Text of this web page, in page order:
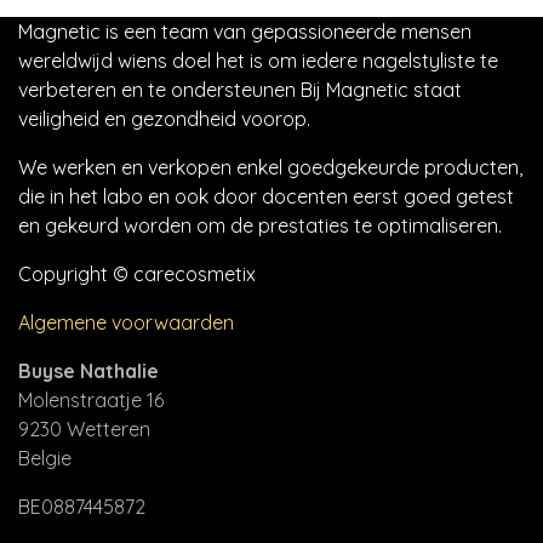
Magnetic is een team van gepassioneerde mensen
wereldwijd wiens doel het is om iedere nagelstyliste te
verbeteren en te ondersteunen Bij Magnetic staat
veiligheid en gezondheid voorop.
We werken en verkopen enkel goedgekeurde producten,
die in het labo en ook door docenten eerst goed getest
en gekeurd worden om de prestaties te optimaliseren.
Copyright © carecosmetix
Algemene voorwaarden
Buyse Nathalie
Molenstraatje 16
9230 Wetteren
Belgie
BE0887445872